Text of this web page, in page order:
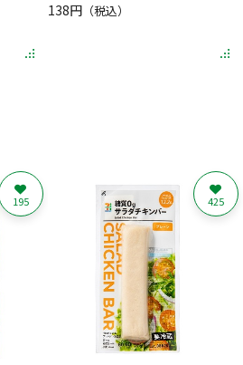
138円（税込）
195 425